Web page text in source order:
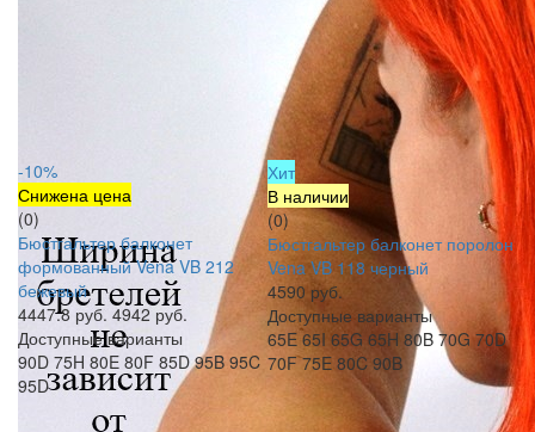
-10%
Снижена цена
(0)
Бюстгальтер балконет
формованный Vena VB 212
бежевый
4447.8 руб. 4942 руб.
Доступные варианты
90D 75H 80E 80F 85D 95B 95C
95D
Хит
В наличии
(0)
Бюстгальтер балконет поролон
Vena VB 118 черный
4590 руб.
Доступные варианты
65E 65I 65G 65H 80B 70G70D
70F75E 80C 90B
ПОКАЗАТЬ БОЛЬШЕ